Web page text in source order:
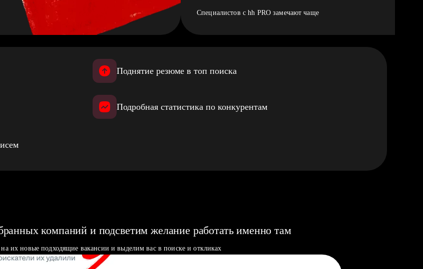
Специалистов с hh PRO замечают чаще
Поднятие резюме в топ поиска
Подробная статистика по конкурентам
компаний и подсветим желание работать именно там
их новые подходящие вакансии и выделим вас в поиске и откликах